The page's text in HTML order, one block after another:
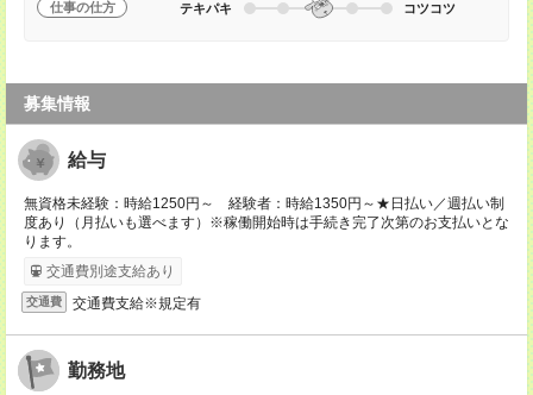
仕事の仕方 テキパキ コツコツ
募集情報
給与
無資格未経験：時給1250円～ 経験者：時給1350円～★日払い／週払い制
度あり（月払いも選べます）※稼働開始時は手続き完了次第のお支払いとな
ります。
交通費別途支給あり
交通費 交通費支給※規定有
勤務地